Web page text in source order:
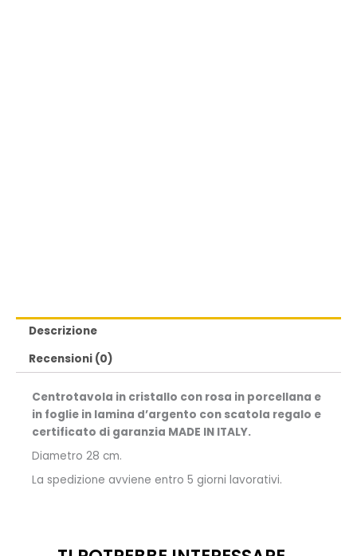
Descrizione
Recensioni (0)
Centrotavola in cristallo con rosa in porcellana e
in foglie in lamina d’argento con scatola regalo e
certificato di garanzia MADE IN ITALY.
Diametro 28 cm.
La spedizione avviene entro 5 giorni lavorativi.